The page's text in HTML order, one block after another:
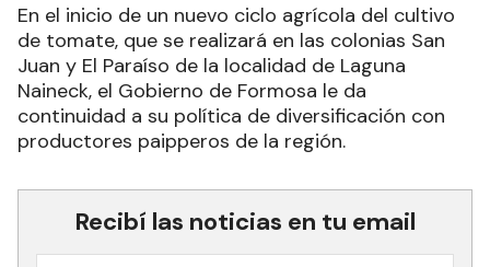
En el inicio de un nuevo ciclo agrícola del cultivo
de tomate, que se realizará en las colonias San
Juan y El Paraíso de la localidad de Laguna
Naineck, el Gobierno de Formosa le da
continuidad a su política de diversificación con
productores paipperos de la región.
Recibí las noticias en tu email